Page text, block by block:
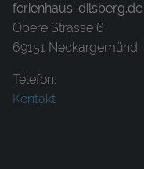
ferienhaus-dilsberg.de
Obere Strasse 6
69151 Neckargemünd
Telefon:
Kontakt